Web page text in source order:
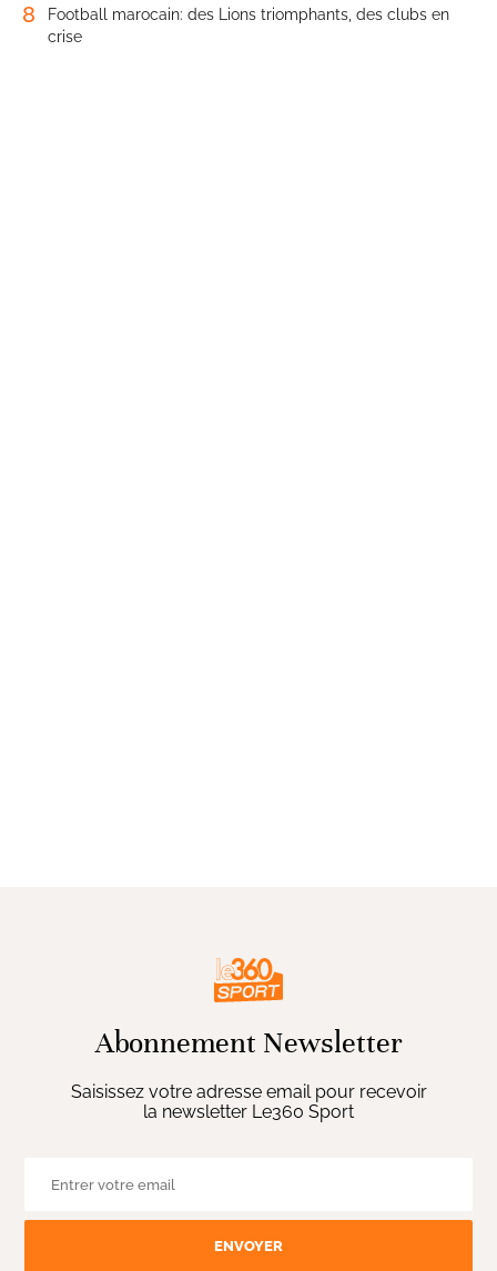
8
Football marocain: des Lions triomphants, des clubs en
crise
Abonnement Newsletter
Saisissez votre adresse email pour recevoir
la newsletter Le360 Sport
ENVOYER